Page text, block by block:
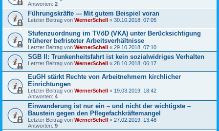
Antworten: 2
Führungskräfte --- Mit gutem Beispiel voran
Letzter Beitrag von WernerSchell « 30.10.2018, 07:05
Stufenzuordnung im TVöD (VKA) unter Berücksichtigung
früherer befristeter Arbeitsverhältnisse
Letzter Beitrag von WernerSchell « 29.10.2018, 07:10
SGB II: Trunkenheitsfahrt ist kein sozialwidriges Verhalten
Letzter Beitrag von WernerSchell « 28.10.2018, 06:17
EuGH stärkt Rechte von Arbeitnehmern kirchlicher
Einrichtungen
Letzter Beitrag von WernerSchell « 19.03.2019, 18:42
Antworten: 4
Einwanderung ist nur ein – und nicht der wichtigste –
Baustein gegen den Pflegefachkräftemangel
Letzter Beitrag von WernerSchell « 27.02.2019, 13:48
Antworten: 9